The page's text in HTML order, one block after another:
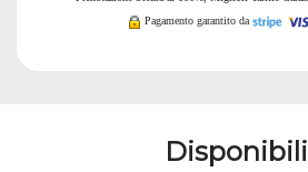
Pagamento garantito da